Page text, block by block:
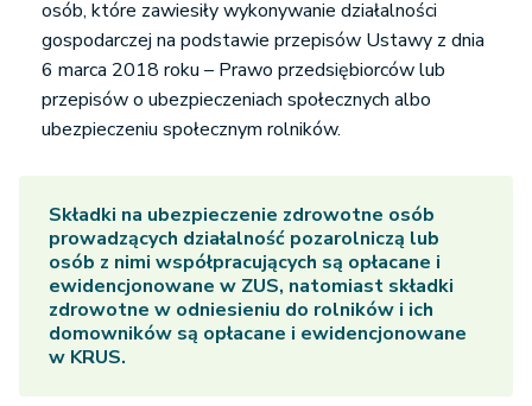
osób, które zawiesiły wykonywanie działalności
gospodarczej na podstawie przepisów Ustawy z dnia
6 marca 2018 roku – Prawo przedsiębiorców lub
przepisów o ubezpieczeniach społecznych albo
ubezpieczeniu społecznym rolników.
Składki na ubezpieczenie zdrowotne osób
prowadzących działalność pozarolniczą lub
osób z nimi współpracujących są opłacane i
ewidencjonowane w ZUS, natomiast składki
zdrowotne w odniesieniu do rolników i ich
domowników są opłacane i ewidencjonowane
w KRUS.